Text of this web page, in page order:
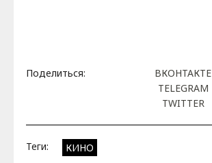
Поделиться:
ВКОНТАКТЕ
TELEGRAM
TWITTER
Теги: КИНО